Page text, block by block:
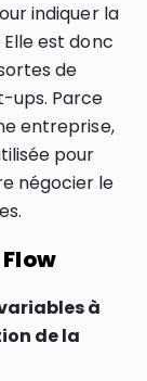
indiquer la
est donc
de
ups. Parce
entreprise,
pour
négocier le
à
de la